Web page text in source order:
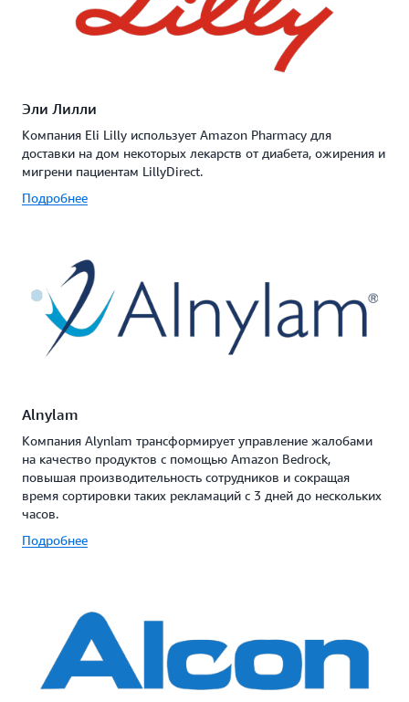
Эли Лилли
Компания Eli Lilly использует Amazon Pharmacy для
доставки на дом некоторых лекарств от диабета, ожирения и
мигрени пациентам LillyDirect.
Подробнее
Alnylam
Компания Alynlam трансформирует управление жалобами
на качество продуктов с помощью Amazon Bedrock,
повышая производительность сотрудников и сокращая
время сортировки таких рекламаций с 3 дней до нескольких
часов.
Подробнее